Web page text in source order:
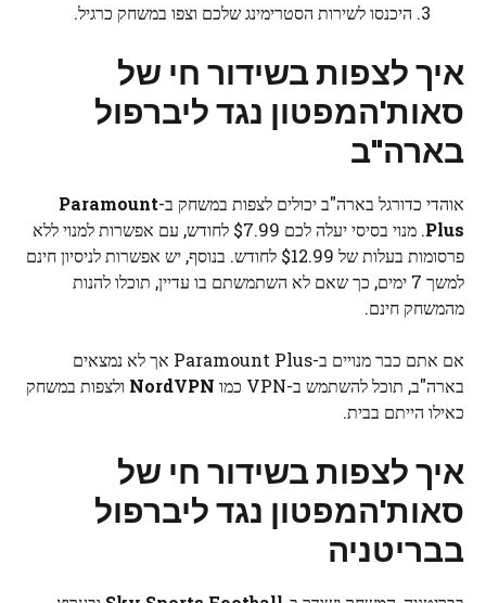
היכנסו לשירות הסטרימינג שלכם וצפו במשחק כרגיל.
איך לצפות בשידור חי של
סאות'המפטון נגד ליברפול
בארה"ב
אוהדי כדורגל בארה"ב יכולים לצפות במשחק ב-Paramount
Plus
. מנוי בסיסי יעלה לכם $7.99 לחודש, עם אפשרות למנוי ללא
פרסומות בעלות של $12.99 לחודש. בנוסף, יש אפשרות לניסיון חינם
למשך 7 ימים, כך שאם לא השתמשתם בו עדיין, תוכלו להנות
מהמשחק חינם.
אם אתם כבר מנויים ב-Paramount Plus אך לא נמצאים
בארה"ב, תוכל להשתמש ב-VPN כמו
NordVPN ולצפות במשחק
כאילו הייתם בבית.
איך לצפות בשידור חי של
סאות'המפטון נגד ליברפול
בבריטניה